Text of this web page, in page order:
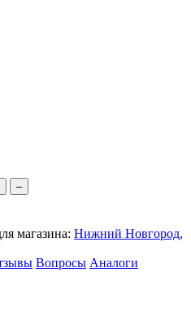
–
магазина: Нижний Новгород,
Вопросы Аналоги